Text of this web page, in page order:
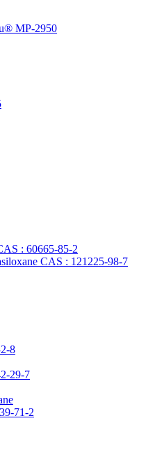
MP-2950
: 60665-85-2
CAS : 121225-98-7
8
29-7
71-2